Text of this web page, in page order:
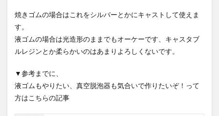
焼きゴムの場合はこれをシルバーとかにキャストして使えま
す。
液ゴムの場合は光造形のままでもオーケーです、キャスタブ
ルレジンとか柔らかいのはあまりよろしくないです。
▼参考までに、
液ゴムもやりたい、真空脱泡器も気合いで作りたいぞ！って
方はこちらの記事